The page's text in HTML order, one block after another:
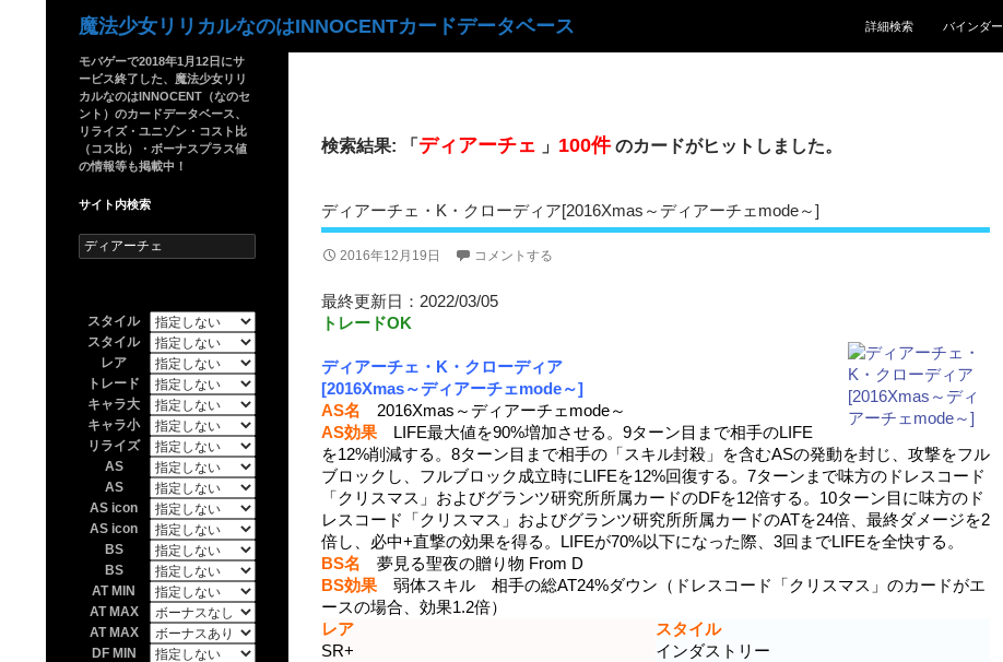
魔法少女リリカルなのはINNOCENTカードデータベース
詳細検索
バインダー
検索結果: 「 ディアーチェ 」 100件のカードがヒットしました。
ディアーチェ・K・クローディア[2016Xmas～ディアーチェmode～]
2016年12月19日 コメントする
最終更新日：2022/03/05
トレードOK
ディアーチェ・K・クローディア
[2016Xmas～ディアーチェmode～]
AS名 2016Xmas～ディアーチェmode～
AS効果 LIFE最大値を90%増加させる。9ターン目まで相手のLIFE
を12%削減する。8ターン目まで相手の「スキル封殺」を含むASの発動を封じ、攻撃をフル
ブロックし、フルブロック成立時にLIFEを12%回復する。7ターンまで味方のドレスコード
「クリスマス」およびグランツ研究所所属カードのDFを12倍する。10ターン目に味方のド
レスコード「クリスマス」およびグランツ研究所所属カードのATを24倍、最終ダメージを2
倍し、必中+直撃の効果を得る。LIFEが70%以下になった際、3回までLIFEを全快する。
BS名 夢見る聖夜の贈り物 From D
BS効果 弱体スキル 相手の総AT24%ダウン（ドレスコード「クリスマス」のカードがエ
ースの場合、効果1.2倍）
レア
スタイル
SR+
インダストリー
モバゲーで2018年1月12日にサ
ービス終了した、魔法少女リリ
カルなのはINNOCENT（なのセ
ント）のカードデータベース、
リライズ・ユニゾン・コスト比
（コス比）・ボーナスプラス値
の情報等も掲載中！
サイト内検索
検
索:
スタイル
スタイル
レア
トレード
キャラ大
キャラ小
リライズ
AS
AS
AS icon
AS icon
BS
BS
AT MIN
AT MAX
AT MAX
DF MIN